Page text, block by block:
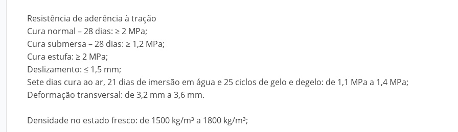
Resistência de aderência à tração
Cura normal – 28 dias: ≥ 2 MPa;
Cura submersa – 28 dias: ≥ 1,2 MPa;
Cura estufa: ≥ 2 MPa;
Deslizamento: ≤ 1,5 mm;
Sete dias cura ao ar, 21 dias de imersão em água e 25 ciclos de gelo e degelo: de 1,1 MPa a 1,4 MPa;
Deformação transversal: de 3,2 mm a 3,6 mm.
Densidade no estado fresco: de 1500 kg/m³ a 1800 kg/m³;